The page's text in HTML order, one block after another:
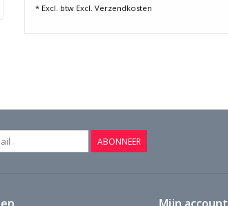
* Excl. btw Excl. Verzendkosten
ABONNEER
Mijn account